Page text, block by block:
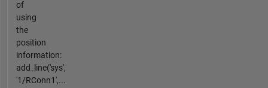
of
using
the
position
information:
add_line('sys',
'1/RConn1',...